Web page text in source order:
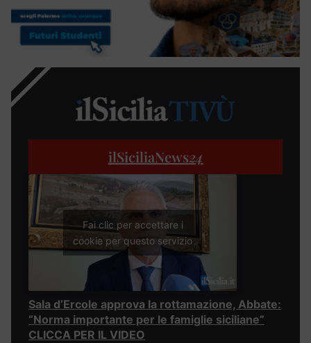
ilSiciliaNews24
Fai clic per accettare i
cookie per questo servizio
Sala d’Ercole approva la rottamazione, Abbate:
“Norma importante per le famiglie siciliane”
CLICCA PER IL VIDEO